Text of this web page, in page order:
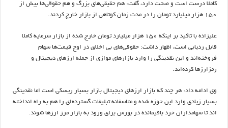
کاملا درست است و صحت دارد، گفت: هم حقیقی‌های بزرگ و هم حقوقی‌ها بیش از
۱۵۰ هزار میلیارد تومان را در مدت زمان کوتاهی از بازار خارج کردند. ‌
علیزاده با تاکید بر اینکه ۱۵۰ هزار میلیارد تومان خارج شده از بازار سرمایه کاملا
قابل ردیابی است، اظهار داشت: حقوقی‌های بی اخلاق در اوج قیمت‌ها سهام
فروخته‌اند و این نقدینگی را وارد بازارهای موازی از جمله ارزهای دیجیتال و
رمزارزها کرده‌اند.
وی ادامه داد: هر چند که بازار ارزهای دیجیتال بازار بسیار ریسکی است اما نقدینگی
بسیار زیادی وارد این حوزه شده و متاسفانه تبلیغات گسترده‌ای را هم به راه انداخته
اند تا سهامداران خرد باقیمانده در بورس برای ورود به بازار مرز ارزها شوند.